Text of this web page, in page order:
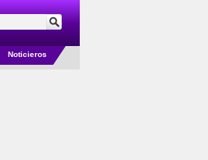
Noticieros